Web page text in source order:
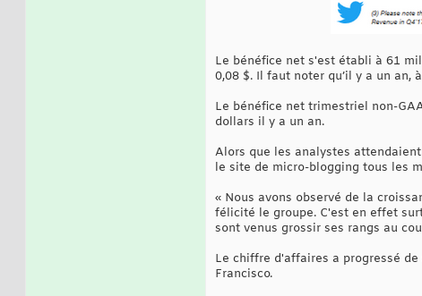
Le bénéfice net s'est établi à 61
0,08 $. Il faut noter qu’il y a un
Le bénéfice net trimestriel non-
dollars il y a un an.
Alors que les analystes
le site de micro-blogging tous les
« Nous avons observé de la
félicité le groupe. C'est en effet
sont venus grossir ses rangs au
Le chiffre d'affaires a progressé
Francisco.